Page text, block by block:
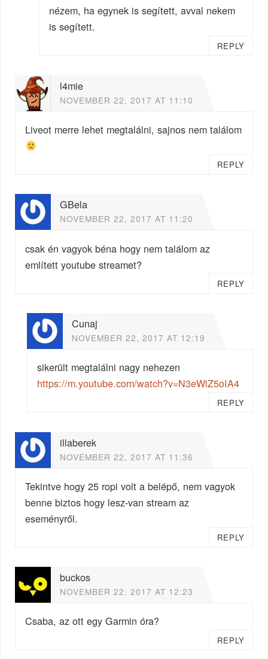
nézem, ha egynek is segített, avval nekem
is segített.
REPLY
l4mie
NOVEMBER 22, 2017 AT 11:10
Liveot merre lehet megtalálni, sajnos nem találom
REPLY
GBela
NOVEMBER 22, 2017 AT 11:20
csak én vagyok béna hogy nem találom az
említett youtube streamet?
REPLY
Cunaj
NOVEMBER 22, 2017 AT 12:19
sikerült megtalálni nagy nehezen
https://m.youtube.com/watch?v=N3eWiZ5oIA4
REPLY
illaberek
NOVEMBER 22, 2017 AT 11:36
Tekintve hogy 25 ropi volt a belépő, nem vagyok
benne biztos hogy lesz-van stream az
eseményről.
REPLY
buckos
NOVEMBER 22, 2017 AT 12:23
Csaba, az ott egy Garmin óra?
REPLY